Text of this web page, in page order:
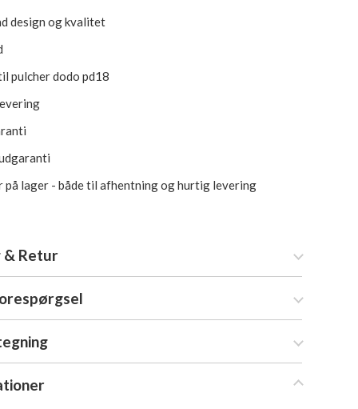
design og kvalitet
pulcher dodo pd18
på lager - både til afhentning og hurtig levering
& Retur